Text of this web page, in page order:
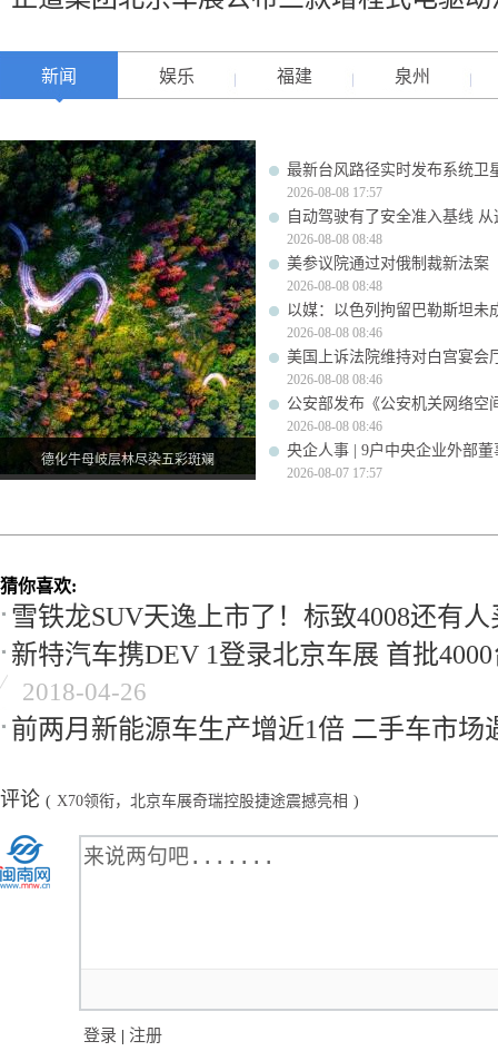
新闻 娱乐 福建 泉州
德化牛母岐层林尽染五彩斑斓
最新台风路径实时发布系统卫
2026-08-08 17:57
自动驾驶有了安全准入基线
2026-08-08 08:48
美参议院通过对俄制裁新法案
2026-08-08 08:48
以媒：以色列拘留巴勒斯坦未
2026-08-08 08:46
美国上诉法院维持对白宫宴会
2026-08-08 08:46
公安部发布《公安机关网络空
2026-08-08 08:46
央企人事 | 9户中央企业外部
2026-08-07 17:57
猜你喜欢:
雪铁龙SUV天逸上市了！标致4008还有
新特汽车携DEV 1登录北京车展 首批
2018-04-26
前两月新能源车生产增近1倍 二手车市场
评论 ( X70领衔，北京车展奇瑞控股捷途震撼亮相 )
登录 | 注册